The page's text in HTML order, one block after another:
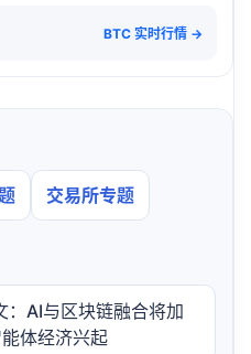
BTC 实时行情 →
交易所专题
：AI与区块链融合将加
体经济兴起